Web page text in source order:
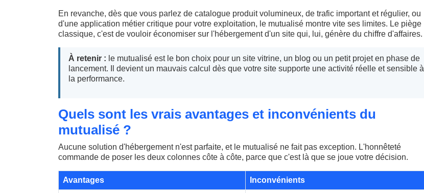
En revanche, dès que vous parlez de catalogue produit volumineux, de trafic important et régulier, ou
d'une application métier critique pour votre exploitation, le mutualisé montre vite ses limites. Le piège
classique, c'est de vouloir économiser sur l'hébergement d'un site qui, lui, génère du chiffre d'affaires.
À retenir : le mutualisé est le bon choix pour un site vitrine, un blog ou un petit projet en phase de
lancement. Il devient un mauvais calcul dès que votre site supporte une activité réelle et sensible à
la performance.
Quels sont les vrais avantages et inconvénients du
mutualisé ?
Aucune solution d'hébergement n'est parfaite, et le mutualisé ne fait pas exception. L'honnêteté
commande de poser les deux colonnes côte à côte, parce que c'est là que se joue votre décision.
Avantages Inconvénients